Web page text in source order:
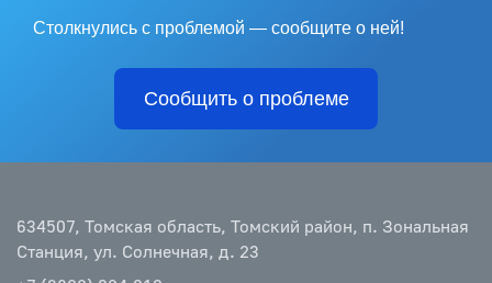
Столкнулись с проблемой — сообщите о ней!
Сообщить о проблеме
634507, Томская область, Томский район, п. Зональная
Станция, ул. Солнечная, д. 23